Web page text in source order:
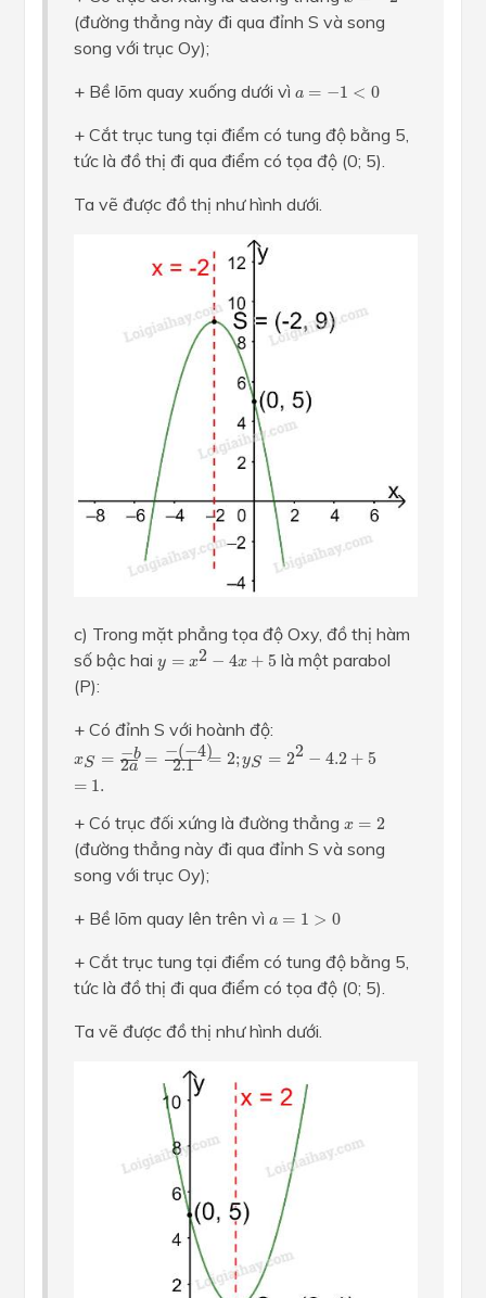
(đường thẳng này đi qua đỉnh S và song
song với trục Oy);
+ Bề lõm quay xuống dưới vì a = −1 < 0
a < 0
+ Cắt trục tung tại điểm có tung độ bằng 5,
tức là đồ thị đi qua điểm có tọa độ (0; 5).
Ta vẽ được đồ thị như hình dưới.
c) Trong mặt phẳng tọa độ Oxy, đồ thị hàm
số bậc hai y = x2 − 4x + 5
y x − 4x 5
là một parabol
(P):
+ Có đỉnh S với hoành độ:
xS = −b
2a = −(−4)
2.1 = 2;yS = 22 − 4.2 + 5
= 1.
2a − )2.1 S 2
+ Có trục đối xứng là đường thẳng x = 2
x =2
(đường thẳng này đi qua đỉnh S và song
song với trục Oy);
+ Bề lõm quay lên trên vì a = 1 > 0
a =1 > 0
+ Cắt trục tung tại điểm có tung độ bằng 5,
tức là đồ thị đi qua điểm có tọa độ (0; 5).
Ta vẽ được đồ thị như hình dưới.